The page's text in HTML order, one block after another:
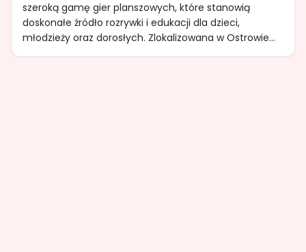
szeroką gamę gier planszowych, które stanowią
doskonałe źródło rozrywki i edukacji dla dzieci,
młodzieży oraz dorosłych. Zlokalizowana w Ostrowie...